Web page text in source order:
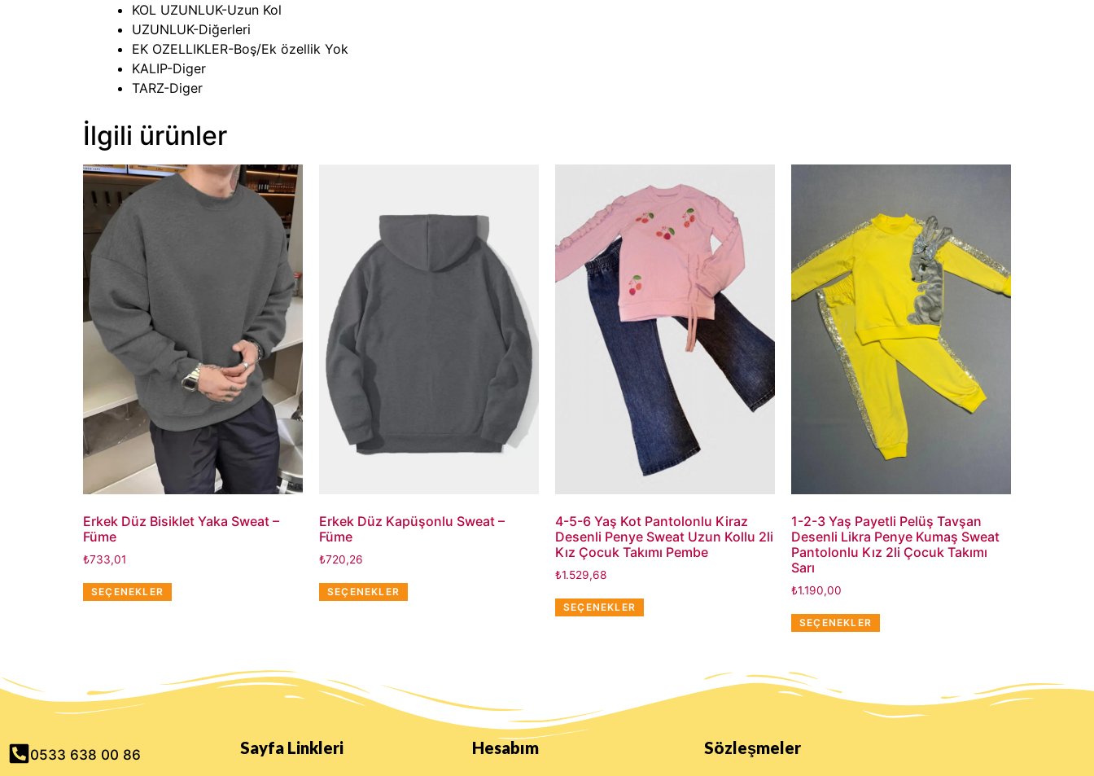
KOL UZUNLUK-Uzun Kol
UZUNLUK-Diğerleri
EK OZELLIKLER-Boş/Ek özellik Yok
KALIP-Diger
TARZ-Diger
İlgili ürünler
Erkek Düz Bisiklet Yaka Sweat –
Füme
₺733,01
SEÇENEKLER
Erkek Düz Kapüşonlu Sweat –
Füme
₺720,26
SEÇENEKLER
4-5-6 Yaş Kot Pantolonlu Kiraz
Desenli Penye Sweat Uzun Kollu 2li
Kız Çocuk Takımı Pembe
₺1.529,68
SEÇENEKLER
1-2-3 Yaş Payetli Pelüş Tavşan
Desenli Likra Penye Kumaş Sweat
Pantolonlu Kız 2li Çocuk Takımı
Sarı
₺1.190,00
SEÇENEKLER
0533 638 00 86 Sayfa Linkleri Hesabım Sözleşmeler